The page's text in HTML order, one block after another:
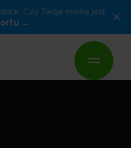
Czy Twoja marka jest
×